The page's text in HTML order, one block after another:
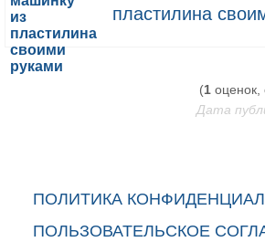
пластилина
(1 оценок,
Дата
ПОЛИТИКА
ПОЛЬЗОВАТЕЛЬСКОЕ